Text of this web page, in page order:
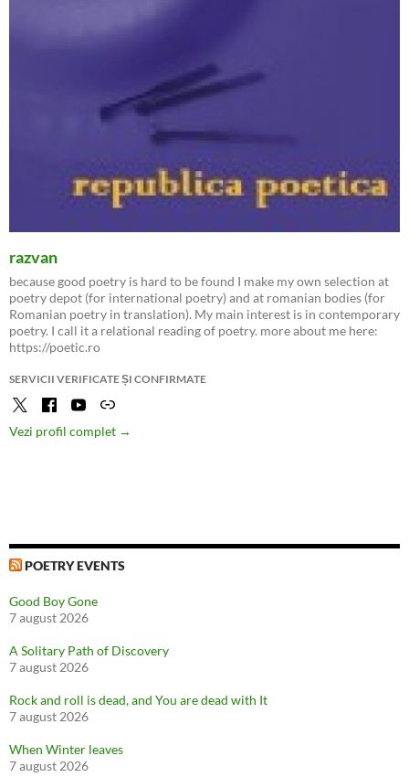
razvan
because good poetry is hard to be found I make my own selection at
poetry depot (for international poetry) and at romanian bodies (for
Romanian poetry in translation). My main interest is in contemporary
poetry. I call it a relational reading of poetry. more about me here:
https://poetic.ro
SERVICII VERIFICATE ȘI CONFIRMATE
Vezi profil complet →
POETRY EVENTS
Good Boy Gone
7 august 2026
A Solitary Path of Discovery
7 august 2026
Rock and roll is dead, and You are dead with It
7 august 2026
When Winter leaves
7 august 2026